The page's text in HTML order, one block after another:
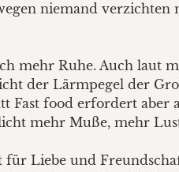
niemand verzichten
mehr Ruhe. Auch laut
der Lärmpegel der
Fast food erfordert
mehr Muße, mehr
für Liebe und